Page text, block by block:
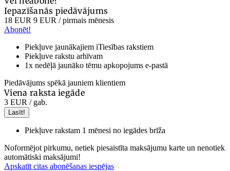
Iepazīšanās piedāvājums
18 EUR 9 EUR / pirmais mēnesis
Abonēt!
Piekļuve jaunākajiem iTiesības rakstiem
Piekļuve rakstu arhīvam
1x nedēļā jaunāko tēmu apkopojums e-pastā
Piedāvājums spēkā jauniem klientiem
Viena raksta iegāde
3 EUR / gab.
Lasīt!
Piekļuve rakstam 1 mēnesi no iegādes brīža
Noformējot pirkumu, netiek piesaistīta maksājumu karte un nenotiek
automātiski maksājumi!
Apskatīt citas abonēšanas iespējas